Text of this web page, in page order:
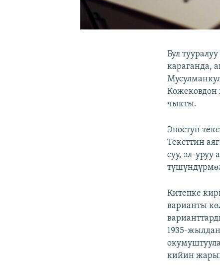
Бул
караганда,
Кожековдон
чыкты.
Эпостун
Тексттин
суу, эл-
Китепке
варианты
1935-
кийин